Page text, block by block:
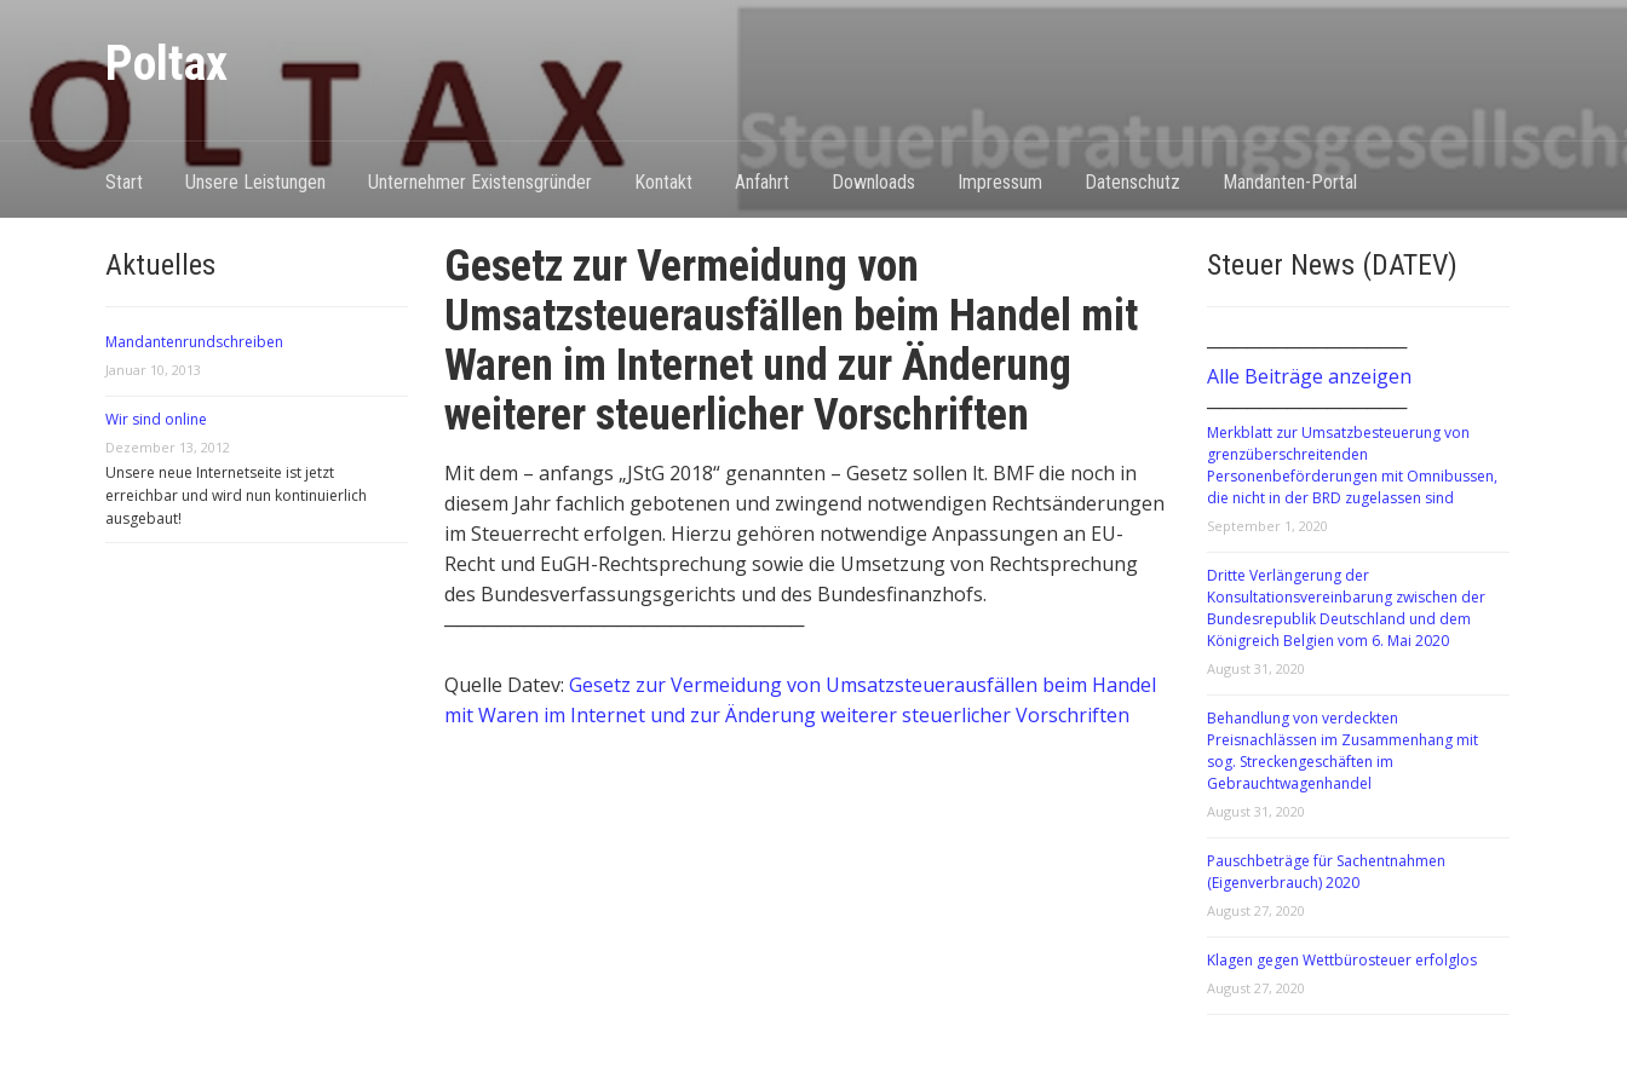
Poltax
Start Unsere Leistungen Unternehmer Existensgründer Kontakt Anfahrt Downloads Impressum Datenschutz Mandanten-Portal
Aktuelles
Mandantenrundschreiben
Januar 10, 2013
Wir sind online
Dezember 13, 2012
Unsere neue Internetseite ist jetzt
erreichbar und wird nun kontinuierlich
ausgebaut!
Gesetz zur Vermeidung von
Umsatzsteuerausfällen beim Handel mit
Waren im Internet und zur Änderung
weiterer steuerlicher Vorschriften
Mit dem – anfangs „JStG 2018“ genannten – Gesetz sollen lt. BMF die noch in
diesem Jahr fachlich gebotenen und zwingend notwendigen Rechtsänderungen
im Steuerrecht erfolgen. Hierzu gehören notwendige Anpassungen an EU-
Recht und EuGH-Rechtsprechung sowie die Umsetzung von Rechtsprechung
des Bundesverfassungsgerichts und des Bundesfinanzhofs.
───────────────────────────
Quelle Datev: Gesetz zur Vermeidung von Umsatzsteuerausfällen beim Handel
mit Waren im Internet und zur Änderung weiterer steuerlicher Vorschriften
Steuer News (DATEV)
───────────────
Alle Beiträge anzeigen
───────────────
Merkblatt zur Umsatzbesteuerung von
grenzüberschreitenden
Personenbeförderungen mit Omnibussen,
die nicht in der BRD zugelassen sind
September 1, 2020
Dritte Verlängerung der
Konsultationsvereinbarung zwischen der
Bundesrepublik Deutschland und dem
Königreich Belgien vom 6. Mai 2020
August 31, 2020
Behandlung von verdeckten
Preisnachlässen im Zusammenhang mit
sog. Streckengeschäften im
Gebrauchtwagenhandel
August 31, 2020
Pauschbeträge für Sachentnahmen
(Eigenverbrauch) 2020
August 27, 2020
Klagen gegen Wettbürosteuer erfolglos
August 27, 2020